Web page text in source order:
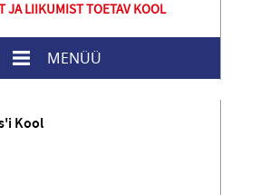
JA LIIKUMIST TOETAV KOOL
MENÜÜ
Kool